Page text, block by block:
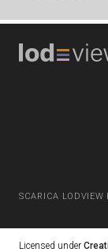
SCARICA LODVIEW
Licensed under